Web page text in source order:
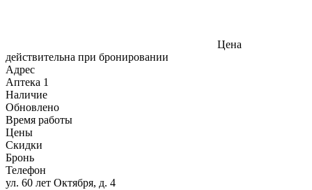
Цена
действительна при бронировании
Адрес
Аптека 1
Наличие
Обновлено
Время работы
Цены
Скидки
Бронь
Телефон
ул. 60 лет Октября, д. 4